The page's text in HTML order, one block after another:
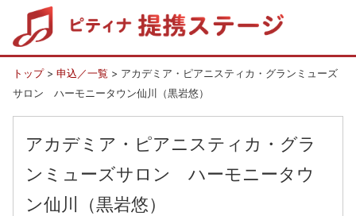
トップ> 申込／一覧 > アカデミア・ピアニスティカ・グランミューズ
サロン ハーモニータウン仙川（黒岩悠）
アカデミア・ピアニスティカ・グラ
ンミューズサロン ハーモニータウ
ン仙川（黒岩悠）